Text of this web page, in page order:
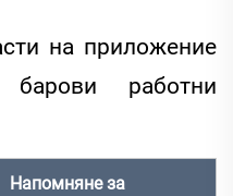
на приложение
работни
Напомняне за